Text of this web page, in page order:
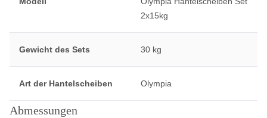
2x15kg
Gewicht des Sets 30 kg
Art der Hantelscheiben Olympia
Abmessungen